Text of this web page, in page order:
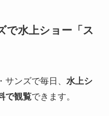
で水上ショー「ス
ンズで毎日、 水上シ
で観覧できます。